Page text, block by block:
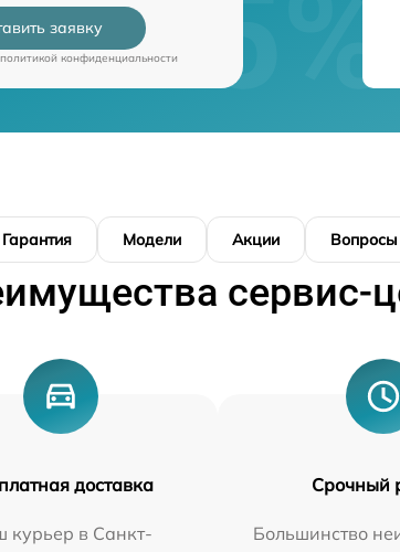
заявку
политикой конфиденциальности
Гарантия Модели Акции Вопросы
сервис-
доставка
курьер в Санкт-
Срочный
Большинство